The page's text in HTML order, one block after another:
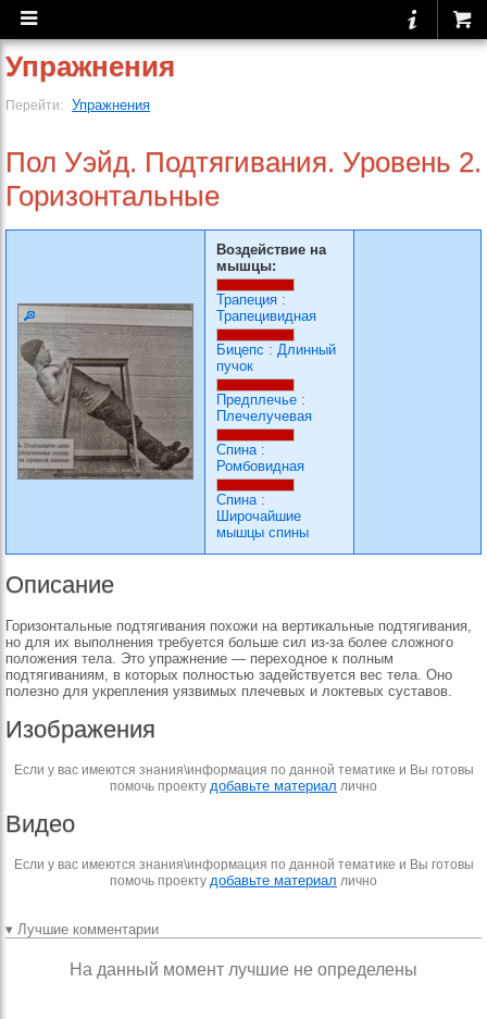
Упражнения
Перейти: Упражнения
Пол Уэйд. Подтягивания. Уровень 2.
Горизонтальные
Воздействие на
мышцы:
Трапеция :
Трапецивидная
Бицепс : Длинный
пучок
Предплечье :
Плечелучевая
Спина:
Ромбовидная
Спина:
Широчайшие
мышцы спины
Описание
Горизонтальные подтягивания похожи на вертикальные подтягивания,
но для их выполнения требуется больше сил из-за более сложного
положения тела. Это упражнение — переходное к полным
подтягиваниям, в которых полностью задействуется вес тела. Оно
полезно для укрепления уязвимых плечевых и локтевых суставов.
Изображения
Если у вас имеются знания\информация по данной тематике и Вы готовы
помочь проекту добавьте материал лично
Видео
Если у вас имеются знания\информация по данной тематике и Вы готовы
помочь проекту добавьте материал лично
▾ Лучшие комментарии
На данный момент лучшие не определены